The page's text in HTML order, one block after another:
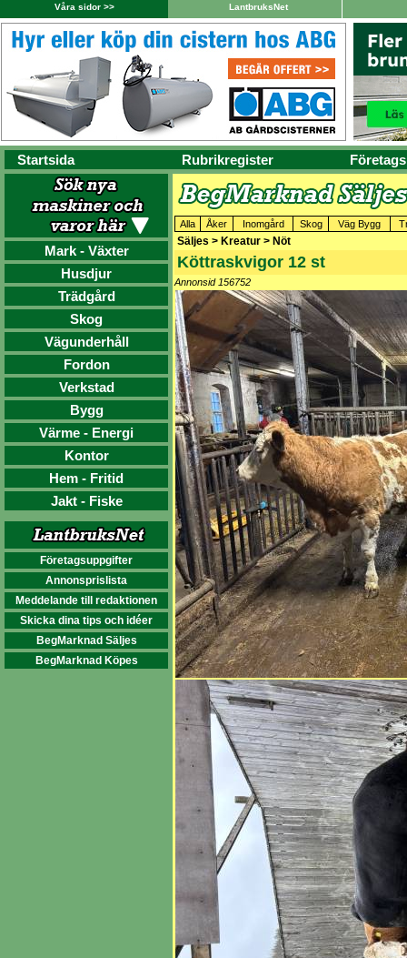
Våra sidor >> LantbruksNet
Startsida Rubrikregister
Mark - Växter
Husdjur
Trädgård
Skog
Vägunderhåll
Fordon
Verkstad
Bygg
Värme - Energi
Kontor
Hem - Fritid
Jakt - Fiske
Företagsuppgifter
Annonsprislista
Meddelande till redaktionen
Skicka dina tips och idéer
BegMarknad Säljes
BegMarknad Köpes
Alla Åker Inomgård Skog Väg Bygg
Säljes > Kreatur > Nöt
Köttraskvigor 12 st
Annonsid 156752